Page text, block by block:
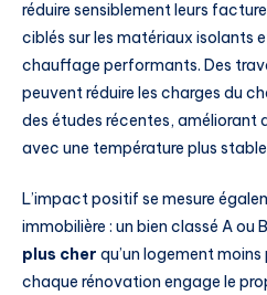
réduire sensiblement leurs
ciblés sur les matériaux isolants
chauffage performants. Des
peuvent réduire les charges du
des études récentes, améliorant
avec une température plus
L’impact positif se mesure
immobilière : un bien classé A ou
plus cher qu’un logement
chaque rénovation engage le